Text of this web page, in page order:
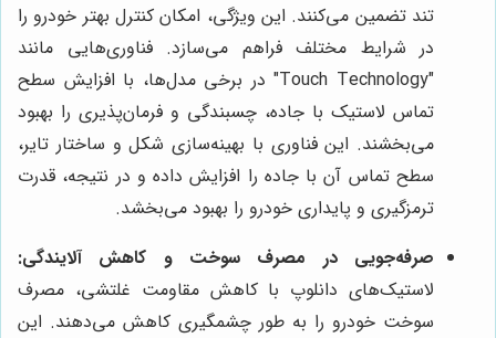
تند تضمین می‌کنند. این ویژگی، امکان کنترل بهتر خودرو را
در شرایط مختلف فراهم می‌سازد. فناوری‌هایی مانند
"Touch Technology" در برخی مدل‌ها، با افزایش سطح
تماس لاستیک با جاده، چسبندگی و فرمان‌پذیری را بهبود
می‌بخشند. این فناوری با بهینه‌سازی شکل و ساختار تایر،
سطح تماس آن با جاده را افزایش داده و در نتیجه، قدرت
ترمزگیری و پایداری خودرو را بهبود می‌بخشد.
صرفه‌جویی در مصرف سوخت و کاهش آلایندگی:
لاستیک‌های دانلوپ با کاهش مقاومت غلتشی، مصرف
سوخت خودرو را به طور چشمگیری کاهش می‌دهند. این